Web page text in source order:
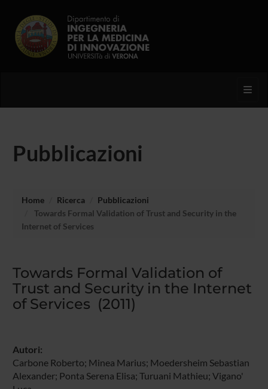
Pubblicazioni
Home Ricerca
Pubblicazioni
Towards Formal Validation of Trust and Security in the
Internet of Services
Towards Formal Validation of
Trust and Security in the Internet
of Services (2011)
Autori:
Carbone Roberto; Minea Marius; Moedersheim Sebastian
Alexander; Ponta Serena Elisa; Turuani Mathieu; Vigano'